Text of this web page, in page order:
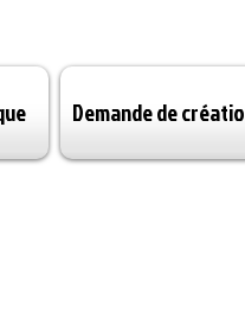
Demande de